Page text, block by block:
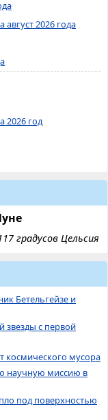
2026 года
2026 год
градусов Цельсия
Бетельгейзе и
звезды с первой
космического мусора
научную миссию в
под поверхностью